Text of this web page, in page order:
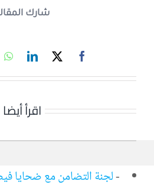
شارك
اقرأ أيضا
-لجنة التضامن مع ضحايا